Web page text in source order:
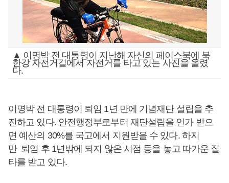
▲ 이명박 전 대통령이 지난해 자신의 페이스북에 북
한강 자전거길에서 자전거를 타고 있는 사진을 올렸
다.
이명박 전 대통령이 퇴임 1년 만에 기념재단 설립을 추
진하고 있다. 안전행정부로부터 재단설립을 인가 받으
면 예산의 30%를 국고에서 지원받을 수 있다. 하지
만 퇴임 후 1년밖에 되지 않은 시점 등을 놓고 따가운 질
타를 받고 있다.